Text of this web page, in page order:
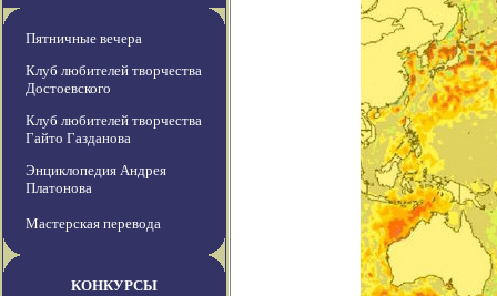
Пятничные вечера
Клуб любителей творчества
Достоевского
Клуб любителей творчества
Гайто Газданова
Энциклопедия Андрея
Платонова
Мастерская перевода
КОНКУРСЫ